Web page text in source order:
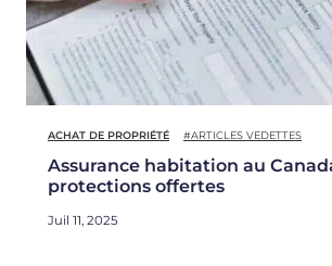
ACHAT DE PROPRIÉTÉ #ARTICLES VEDETTES
Assurance habitation au
protections offertes
Juil 11, 2025